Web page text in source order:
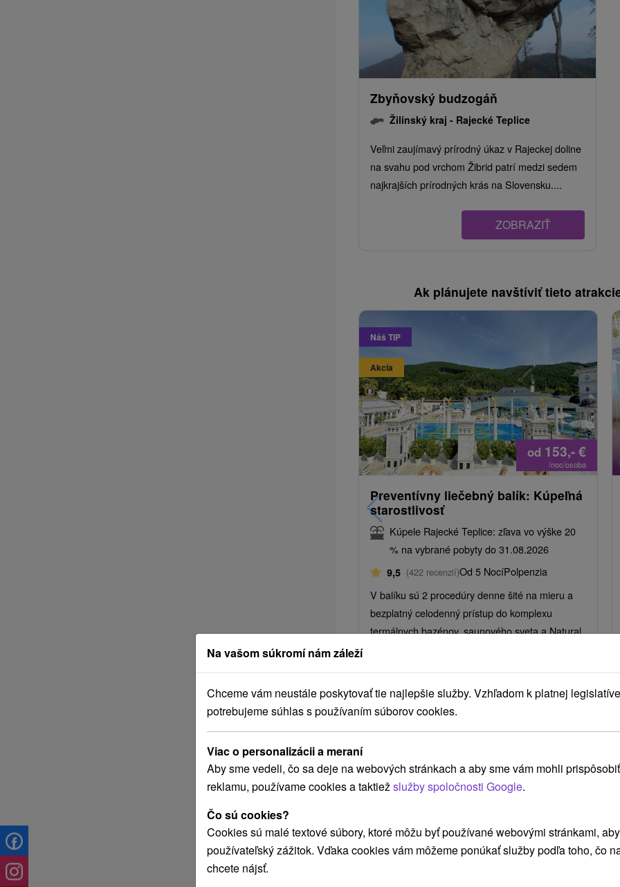
Zbyňovský budzogáň
Žilinský kraj - Rajecké Teplice
Veľmi zaujímavý prírodný úkaz v Rajeckej doline
na svahu pod vrchom Žibrid patrí medzi sedem
najkrajších prírodných krás na Slovensku....
ZOBRAZIŤ
Ak plánujete navštíviť tieto
Náš TIP
Akcia
od 153,-€
/noc/osoba
Preventívny liečebný balík: Kúpeľná
starostlivosť
Kúpele Rajecké Teplice: zľava vo výške 20
% na vybrané pobyty do 31.08.2026
9,5 (422 recenzií)Od 5 NocíPolpenzia
V balíku sú 2 procedúry denne šité na mieru a
bezplatný celodenný prístup do komplexu
termálnych bazénov, saunového sveta a Natural
Atrakcie v okolí
Na vašom súkromí nám záleží
Chceme vám neustále poskytovať tie najlepšie služby. Vzhľadom k platnej
potrebujeme súhlas s používaním súborov cookies.
Viac o personalizácii a meraní
Aby sme vedeli, čo sa deje na webových stránkach a aby sme vám mohli
reklamu, používame cookies a taktiež služby spoločnosti Google.
Čo sú cookies?
Cookies sú malé textové súbory, ktoré môžu byť používané webovými stránkami,
používateľský zážitok. Vďaka cookies vám môžeme ponúkať služby podľa toho, čo
chcete nájsť.